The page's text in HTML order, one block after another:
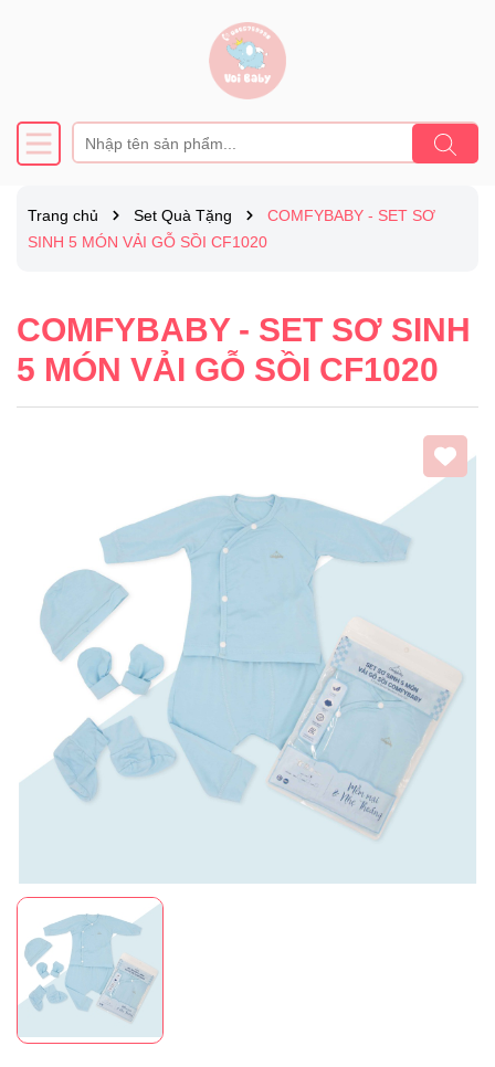
Trang chủ Set Quà Tặng
COMFYBABY - SET SƠ
SINH 5 MÓN VẢI GỖ SỒI CF1020
COMFYBABY - SET SƠ SINH
5 MÓN VẢI GỖ SỒI CF1020